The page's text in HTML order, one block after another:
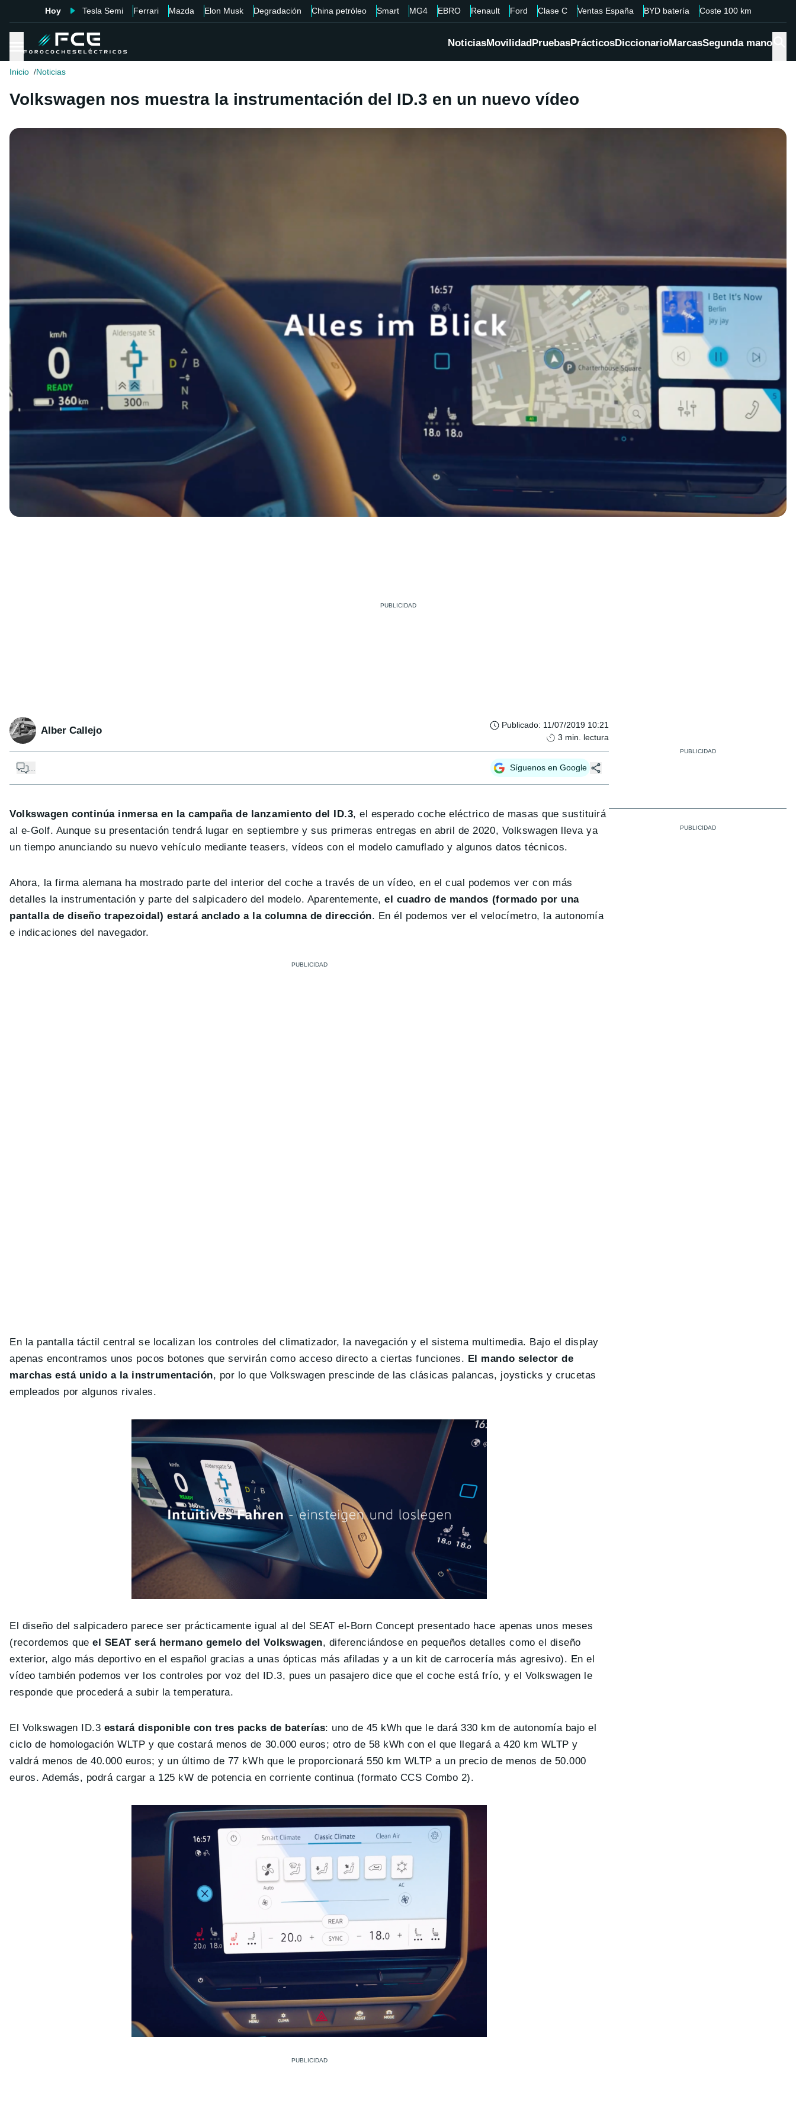
Hoy Tesla Semi Ferrari Mazda Elon Musk Degradación China petróleo Smart MG4 EBRO Renault Ford Clase C Ventas España BYD batería Coste 100 km
NoticiasMovilidadPruebasPrácticosDiccionarioMarcasSegunda mano
Inicio Noticias
Volkswagen nos muestra la instrumentación del ID.3 en un nuevo vídeo
Alber Callejo Publicado: 11/07/2019 10:21
3 min. lectura
Síguenos en Google
Volkswagen continúa inmersa en la campaña de lanzamiento del ID.3, el esperado coche eléctrico de masas que sustituirá
al e-Golf. Aunque su presentación tendrá lugar en septiembre y sus primeras entregas en abril de 2020, Volkswagen lleva ya
un tiempo anunciando su nuevo vehículo mediante teasers, vídeos con el modelo camuflado y algunos datos técnicos.
Ahora, la firma alemana ha mostrado parte del interior del coche a través de un vídeo, en el cual podemos ver con más
detalles la instrumentación y parte del salpicadero del modelo. Aparentemente,el cuadro de mandos (formado por una
pantalla de diseño trapezoidal) estará anclado a la columna de dirección. En él podemos ver el velocímetro, la autonomía
e indicaciones del navegador.
En la pantalla táctil central se localizan los controles del climatizador, la navegación y el sistema multimedia. Bajo el display
apenas encontramos unos pocos botones que servirán como acceso directo a ciertas funciones. El mando selector de
marchas está unido a la instrumentación, por lo que Volkswagen prescinde de las clásicas palancas, joysticks y crucetas
empleados por algunos rivales.
El diseño del salpicadero parece ser prácticamente igual al del SEAT el-Born Concept presentado hace apenas unos meses
(recordemos queel SEAT será hermano gemelo del Volkswagen, diferenciándose en pequeños detalles como el diseño
exterior, algo más deportivo en el español gracias a unas ópticas más afiladas y a un kit de carrocería más agresivo). En el
vídeo también podemos ver los controles por voz del ID.3, pues un pasajero dice que el coche está frío, y el Volkswagen le
responde que procederá a subir la temperatura.
El Volkswagen ID.3 estará disponible con tres packs de baterías: uno de 45 kWh que le dará 330 km de autonomía bajo el
ciclo de homologación WLTP y que costará menos de 30.000 euros; otro de 58 kWh con el que llegará a 420 km WLTP y
valdrá menos de 40.000 euros; y un último de 77 kWh que le proporcionará 550 km WLTP a un precio de menos de 50.000
euros. Además, podrá cargar a 125 kW de potencia en corriente continua (formato CCS Combo 2).